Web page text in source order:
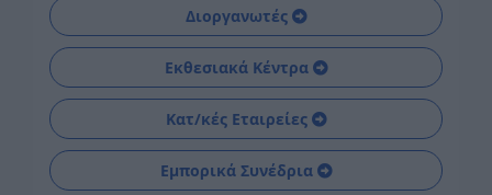
Διοργανωτές
Εκθεσιακά Κέντρα
Κατ/κές Εταιρείες
Εμπορικά Συνέδρια